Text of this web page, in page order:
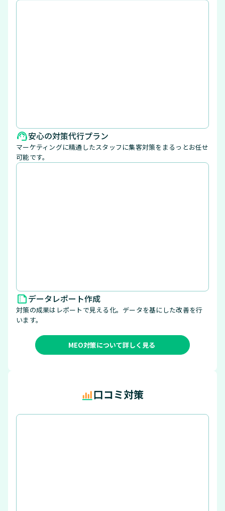
安心の対策代行プラン
マーケティングに精通したスタッフに集客対策をまるっとお任せ
可能です。
データレポート作成
対策の成果はレポートで見える化。データを基にした改善を行
います。
MEO対策について詳しく見る
口コミ対策